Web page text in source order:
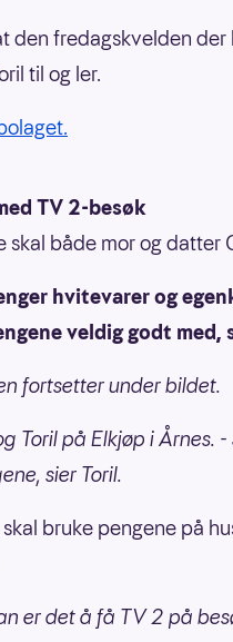
den fredagskvelden der
til og ler.
TV 2-besøk
skal både mor og datter
hvitevarer og
veldig godt med,
fortsetter under bildet.
Toril på Elkjøp i
sier Toril.
bruke pengene på
er det å få TV 2 på